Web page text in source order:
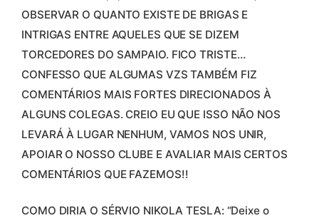
OBSERVAR O QUANTO EXISTE DE BRIGAS E
INTRIGAS ENTRE AQUELES QUE SE DIZEM
TORCEDORES DO SAMPAIO. FICO TRISTE…
CONFESSO QUE ALGUMAS VZS TAMBÉM FIZ
COMENTÁRIOS MAIS FORTES DIRECIONADOS À
ALGUNS COLEGAS. CREIO EU QUE ISSO NÃO NOS
LEVARÁ À LUGAR NENHUM, VAMOS NOS UNIR,
APOIAR O NOSSO CLUBE E AVALIAR MAIS CERTOS
COMENTÁRIOS QUE FAZEMOS!!
COMO DIRIA O SÉRVIO NIKOLA TESLA: “Deixe o